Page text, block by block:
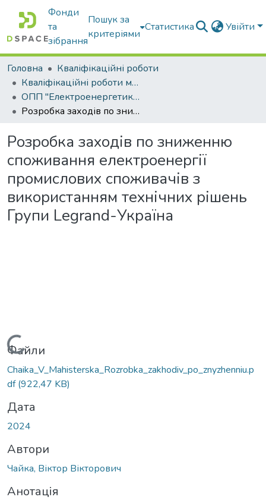
Фонди
та
зібрання
Пошук за
критеріями
Статистика Увійти
Головна
Кваліфікаційні роботи
Кваліфікаційні роботи магістрів
ОПП "Електроенергетика, електротехніка та електромеханіка"
Розробка заходів по зниженню споживання електроенергії промислових споживачів з використанням технічних рішень Групи Legrand-Україна
Розробка заходів по зниженню
споживання електроенергії
промислових споживачів з
використанням технічних рішень
Групи Legrand-Україна
Вантажиться...
Файли
Chaika_V_Mahisterska_Rozrobka_zakhodiv_po_znyzhenniu.p
df(922,47 KB)
Дата
2024
Автори
Чайка, Віктор Вікторович
Анотація